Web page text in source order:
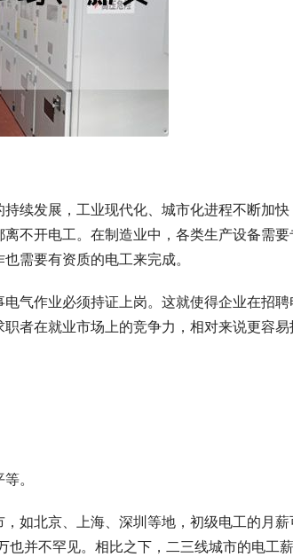
续发展，工业现代化、城市化进程不断加快
不开电工。在制造业中，各类生产设备需要
需要有资质的电工来完成。
气作业必须持证上岗。这就使得企业在招聘
者在就业市场上的竞争力，相对来说更容易
。
如北京、上海、深圳等地，初级电工的月薪
也并不罕见。相比之下，二三线城市的电工